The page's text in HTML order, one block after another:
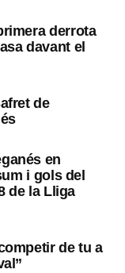
derrota
davant el
de
en
i gols del
de la Lliga
de tu a